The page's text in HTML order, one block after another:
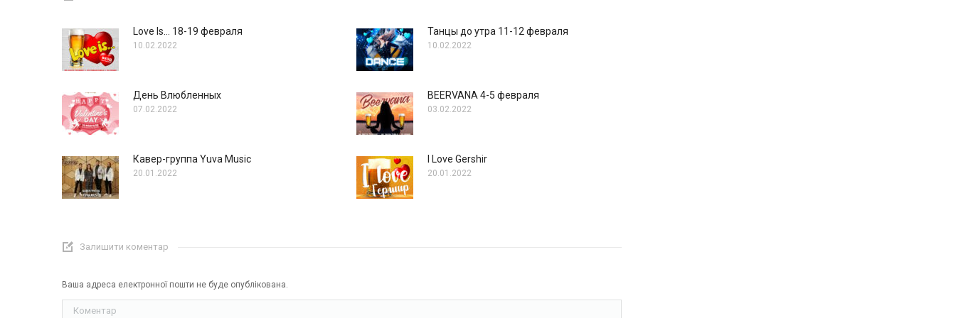
Love Is… 18-19 февраля
10.02.2022
Танцы до утра 11-12 февраля
10.02.2022
День Влюбленных
07.02.2022
BEERVANA 4-5 февраля
03.02.2022
Кавер-группа Yuva Music
20.01.2022
I Love Gershir
20.01.2022
Залишити коментар
Ваша адреса електронної пошти не буде опублікована.
Коментар